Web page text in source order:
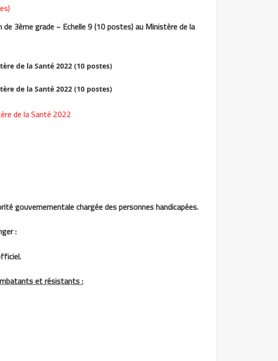
3ème grade ~ Echelle 9 (10 postes) au Ministère de la
de la Santé 2022
gouvernementale chargée des personnes handicapées.
:
et résistants :